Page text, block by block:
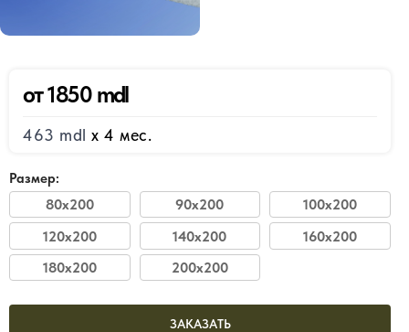
от
22200 mdl
Кровать Loft
от
от 1850 mdl
463 mdl x 4 мес.
Размер:
80x200 90x200
100x200
120x200
140x200
160x200
180x200
200x200
ЗАКАЗАТЬ